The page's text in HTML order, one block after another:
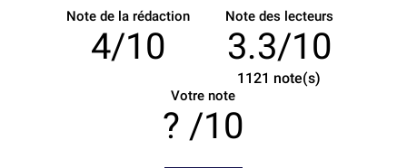
Note de la rédaction
4/10
Note des lecteurs
3.3/10
1121 note(s)
Votre note
/10